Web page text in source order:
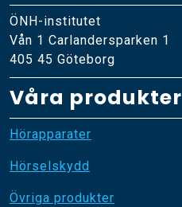
ÖNH-institutet
Vån 1 Carlandersparken 1
405 45 Göteborg
Våra produkter
Hörapparater
Hörselskydd
Övriga produkter